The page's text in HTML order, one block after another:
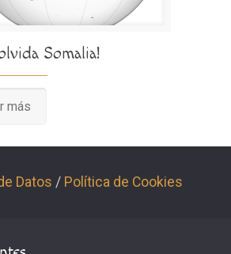
Somalia!
más
Datos / Política de Cookies